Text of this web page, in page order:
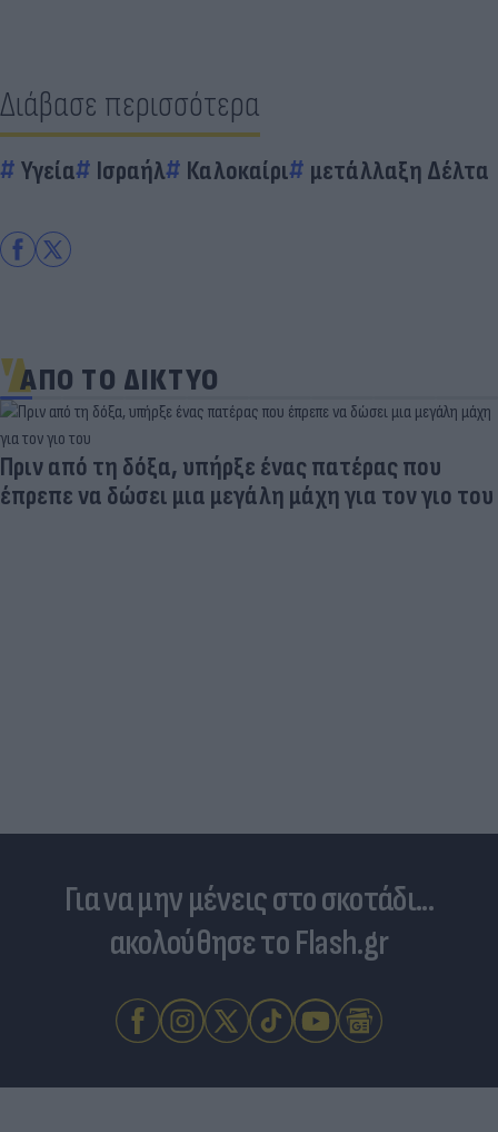
Διάβασε περισσότερα
Υγεία Ισραήλ Καλοκαίρι μετάλλαξη Δέλτα
ΑΠΟ ΤΟ ΔΙΚΤΥΟ
Πριν από τη δόξα, υπήρξε ένας πατέρας που
έπρεπε να δώσει μια μεγάλη μάχη για τον γιο του
Για να μην μένεις στο σκοτάδι...
ακολούθησε το Flash.gr